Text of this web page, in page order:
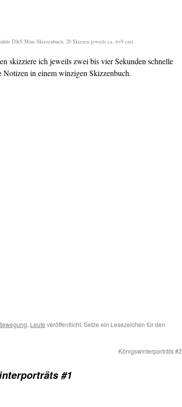
D&S Mini-Skizzenbuch, 20 Skizzen jeweils ca. 6×9 cm).
skizziere ich jeweils zwei bis vier Sekunden schnelle
Notizen in einem winzigen Skizzenbuch.
, Leute veröffentlicht. Setze ein Lesezeichen für den
Königswinterporträts #2
#1